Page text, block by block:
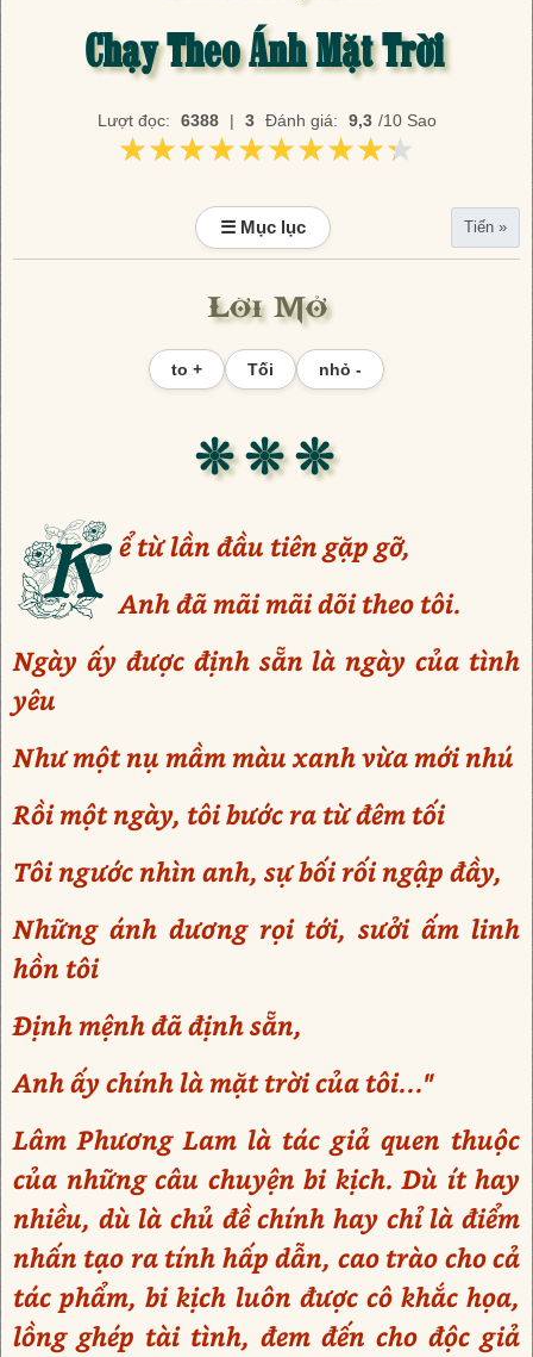
Chạy Theo Ánh Mặt Trời
Lượt đọc: 6388 | 3 Đánh giá: 9,3 /10 Sao
★★★★★★★★★★
★★★★★★★★★★
☰ Mục lục Tiến »
Lời Mở
to + Tối nhỏ -
❊ ❊ ❊
K ể từ lần đầu tiên gặp gỡ,
Anh đã mãi mãi dõi theo tôi.
Ngày ấy được định sẵn là ngày của tình
yêu
Như một nụ mầm màu xanh vừa mới nhú
Rồi một ngày, tôi bước ra từ đêm tối
Tôi ngước nhìn anh, sự bối rối ngập đầy,
Những ánh dương rọi tới, sưởi ấm linh
hồn tôi
Định mệnh đã định sẵn,
Anh ấy chính là mặt trời của tôi..."
Lâm Phương Lam là tác giả quen thuộc
của những câu chuyện bi kịch. Dù ít hay
nhiều, dù là chủ đề chính hay chỉ là điểm
nhấn tạo ra tính hấp dẫn, cao trào cho cả
tác phẩm, bi kịch luôn được cô khắc họa,
lồng ghép tài tình, đem đến cho độc giả